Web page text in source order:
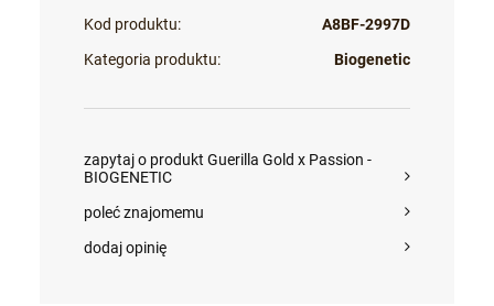
Kod produktu:
A8BF-2997D
Kategoria produktu:
Biogenetic
zapytaj o produkt Guerilla Gold x Passion -
BIOGENETIC
poleć znajomemu
dodaj opinię